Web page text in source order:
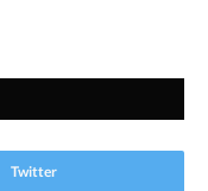
Twitter